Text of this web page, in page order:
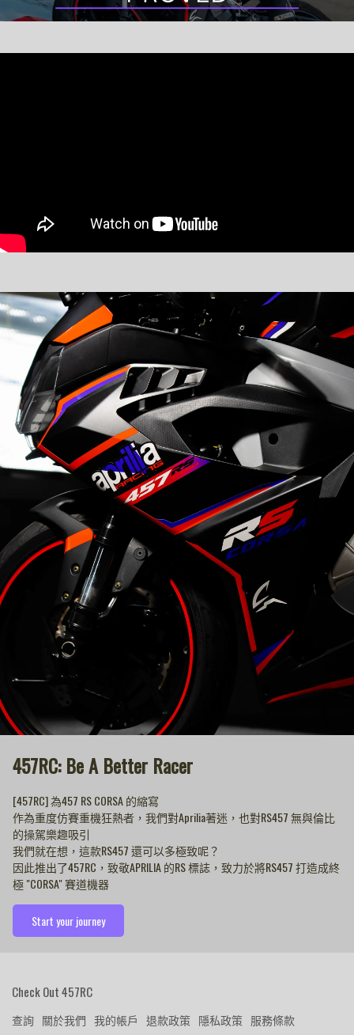
457RC: Be A Better Racer
[457RC] 為457 RS CORSA 的縮寫
作為重度仿賽重機狂熱者，我們對Aprilia著迷，也對RS457 無與倫比
的操駕樂趣吸引
我們就在想，這款RS457 還可以多極致呢？
因此推出了457RC，致敬APRILIA 的RS 標誌，致力於將RS457 打造成終
極 "CORSA" 賽道機器
Start your journey
Check Out 457RC
查詢 關於我們 我的帳戶 退款政策 隱私政策 服務條款